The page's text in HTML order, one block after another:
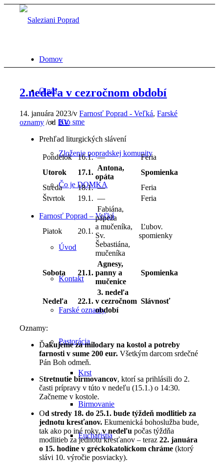
Domov
O nás
Kto sme
Zloženie popradskej komunity
Čo je DOMKA
Farnosť Poprad – Veľká
Úvod
Kontakt
Farské oznamy
Pastorácia
Krst
Birmovanie
Eucharistia
2.nedeľa v cezročnom období
14. januára 2023/vFarnosť Poprad - Veľká,Farské
oznamy /odDV
Prehľad liturgických slávení
Pondelok 16.1. —
Feria
Utorok
17.1.
Antona,
opáta
Spomienka
Streda
18.1. —
Feria
Štvrtok
19.1. — Feria
Piatok 20.1.
Fabiána,
pápeža
a mučeníka,
Sv.
Šebastiána,
mučeníka
Ľubov.
spomienky
Sobota 21.1.
Agnesy,
panny a
mučenice
Spomienka
Nedeľa 22.1.
3. nedeľa
v cezročnom
období
Slávnosť
Oznamy:
Ďakujeme za milodary na kostol a potreby
farnosti v sume 200 eur.Všetkým darcom srdečné
Pán Boh odmeň.
Stretnutie birmovancov, ktorí sa prihlásili do 2.
časti prípravy v túto v nedeľu (15.1.) o 14:30.
Začneme v kostole.
Od stredy 18. do 25.1. bude týždeň modlitieb za
jednotu kresťanov.Ekumenická bohoslužba bude,
tak ako po iné roky,v nedeľupočas týždňa
modlitieb za jednotu kresťanov – teraz22. januára
o 15. hodine v gréckokatolíckom chráme (ktorý
slávi 10. výročie posviacky).